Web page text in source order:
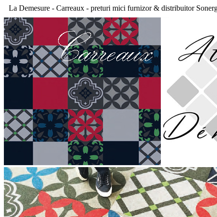
La Demesure - Carreaux - preturi mici furnizor & distribuitor